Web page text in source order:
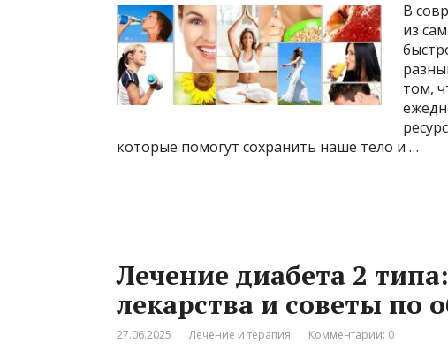
В
из
том,
которые помогут сохранить наше тело и …
Лечение диабета 2
лекарства и советы по
27.06.2025 Лечение и терапия Комментарии: 0